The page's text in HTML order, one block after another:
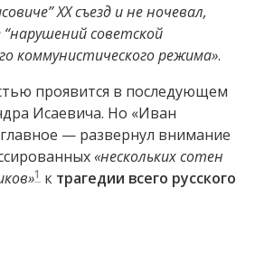
ХХ съезд и не ночевал,
“нарушений советской
коммунистического режима».
проявится в последующем
Исаевича. Но «Иван
— развернул внимание
«нескольких сотен
1 к трагедии всего русского